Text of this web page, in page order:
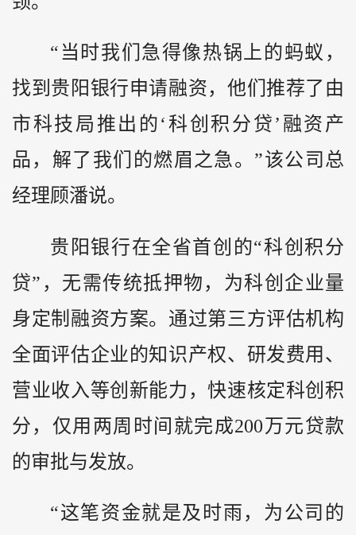
“当时我们急得像热锅上的蚂蚁，
找到贵阳银行申请融资，他们推荐了由
市科技局推出的‘科创积分贷’融资产
品，解了我们的燃眉之急。”该公司总
经理顾潘说。
贵阳银行在全省首创的“科创积分
贷”，无需传统抵押物，为科创企业量
身定制融资方案。通过第三方评估机构
全面评估企业的知识产权、研发费用、
营业收入等创新能力，快速核定科创积
分，仅用两周时间就完成200万元贷款
的审批与发放。
“这笔资金就是及时雨，为公司的